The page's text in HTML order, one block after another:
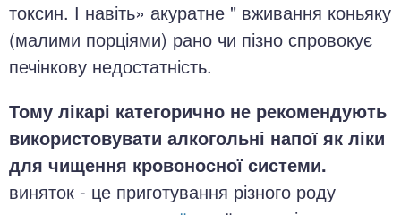
токсин. І навіть» акуратне " вживання коньяку
(малими порціями) рано чи пізно спровокує
печінкову недостатність.
Тому лікарі категорично не рекомендують
використовувати алкогольні напої як ліки
для чищення кровоносної системи.
виняток - це приготування різного роду